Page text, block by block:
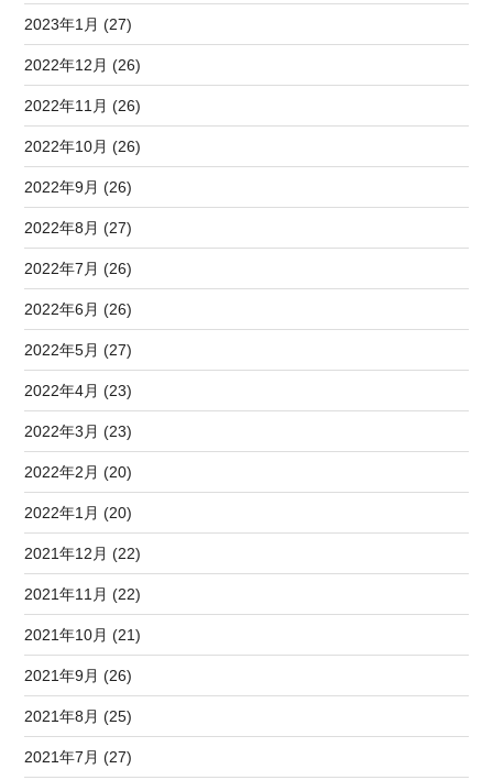
2023年1月 (27)
2022年12月 (26)
2022年11月 (26)
2022年10月 (26)
2022年9月 (26)
2022年8月 (27)
2022年7月 (26)
2022年6月 (26)
2022年5月 (27)
2022年4月 (23)
2022年3月 (23)
2022年2月 (20)
2022年1月 (20)
2021年12月 (22)
2021年11月 (22)
2021年10月 (21)
2021年9月 (26)
2021年8月 (25)
2021年7月 (27)